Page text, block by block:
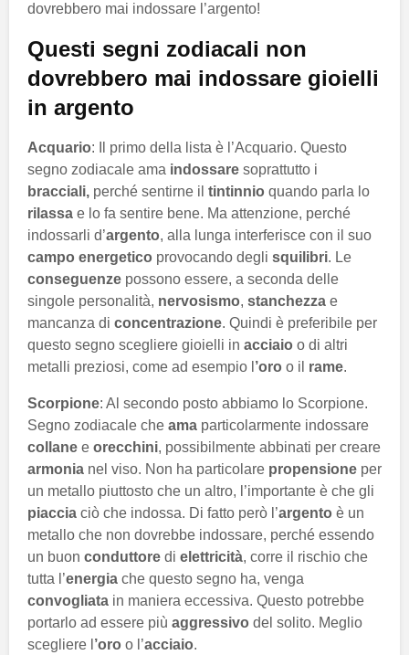
dovrebbero mai indossare l’argento!
Questi segni zodiacali non
dovrebbero mai indossare gioielli
in argento
Acquario: Il primo della lista è l’Acquario. Questo
segno zodiacale ama indossare soprattutto i
bracciali, perché sentirne il tintinnio quando parla lo
rilassa e lo fa sentire bene. Ma attenzione, perché
indossarli d’argento, alla lunga interferisce con il suo
campo energetico provocando degli squilibri. Le
conseguenze possono essere, a seconda delle
singole personalità, nervosismo, stanchezza e
mancanza di concentrazione. Quindi è preferibile per
questo segno scegliere gioielli in acciaio o di altri
metalli preziosi, come ad esempio l ’oro o il rame.
Scorpione: Al secondo posto abbiamo lo Scorpione.
Segno zodiacale che ama particolarmente indossare
collane e orecchini, possibilmente abbinati per creare
armonia nel viso. Non ha particolare propensione per
un metallo piuttosto che un altro, l’importante è che gli
piaccia ciò che indossa. Di fatto però l’argento è un
metallo che non dovrebbe indossare, perché essendo
un buon conduttore di elettricità, corre il rischio che
tutta l’energia che questo segno ha, venga
convogliata in maniera eccessiva. Questo potrebbe
portarlo ad essere più aggressivo del solito. Meglio
scegliere l ’oro o l’acciaio.